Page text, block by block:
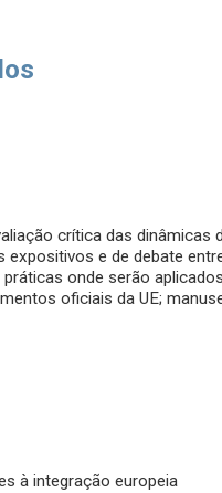
crítica das dinâmicas
e de debate
onde serão
oficiais da UE;
à integração europeia